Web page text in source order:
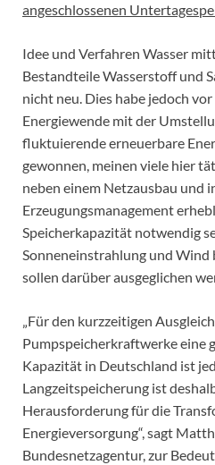
angeschlossenen
Idee und Verfahren Wasser
Bestandteile Wasserstoff und
nicht neu. Dies habe jedoch
Energiewende mit der
fluktuierende erneuerbare
gewonnen, meinen viele hier
neben einem Netzausbau und
Erzeugungsmanagement
Speicherkapazität notwendig
Sonneneinstrahlung und Wind
sollen darüber ausgeglichen
„Für den kurzzeitigen
Pumpspeicherkraftwerke eine
Kapazität in Deutschland ist
Langzeitspeicherung ist
Herausforderung für die
Energieversorgung“, sagt
Bundesnetzagentur, zur